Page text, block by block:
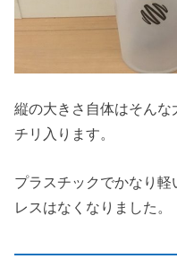
縦の大きさ自体はそん
チリ入ります。
プラスチックでかなり軽
レスはなくなりました。